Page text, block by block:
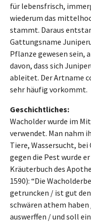
für lebensfrisch,
wiederum das
stammt. Daraus
Gattungsname
Pflanze gewesen sein,
davon, dass sich
ableitet. Der Artname
sehr häufig vorkommt.
Geschichtliches:
Wacholder wurde im
verwendet. Man nahm
Tiere, Wassersucht,
gegen die Pest wurde
Kräuterbuch des
1590): “Die
getruncken / ist gut
schwären athem
auswerffen / und soll